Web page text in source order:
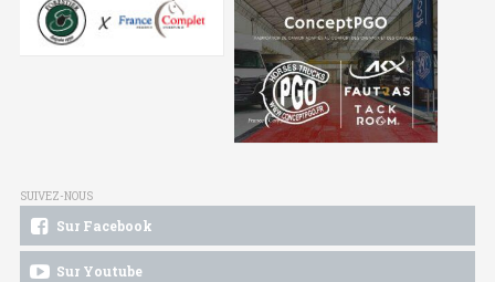
SUIVEZ-NOUS
Sur Facebook
Sur Youtube